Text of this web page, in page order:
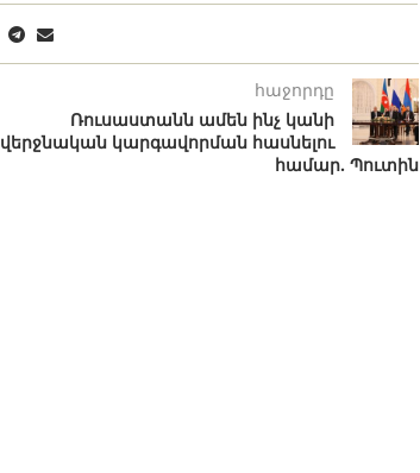
հաջորդը
Ռուսաստանն ամեն ինչ կանի
վերջնական կարգավորման հասնելու
համար. Պուտին